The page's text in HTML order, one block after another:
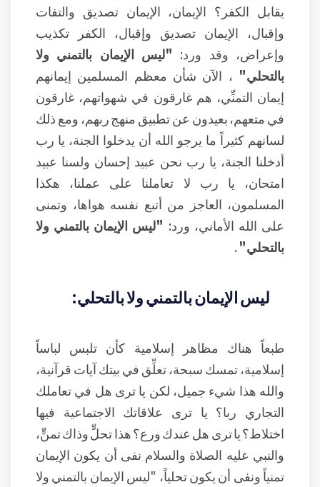
يقابل الكفر؟ الإيمان، الإيمان تصديق والتفات
وإقبال، الإيمان تصديق وإقبال، الكفر تكذيب
وإعراض، وقد ورد: "ليس الإيمان بالتمني ولا
بالتحلي" ، الآن شأن معظم المسلمين إيمانهم
إيمان التمنِّي، هم غارقون في شهواتهم، غارقون
في متعهم، بعيدون عن تطبيق منهج ربهم، ومع ذلك
لسانهم كثيراً ما يرجو الله أن يدخلوا الجنة، يا رب
أدخلنا الجنة، يا رب نحن عبيد إحسان ولسنا عبيد
امتحان، يا رب لا تعاملنا على عملنا، هكذا
المسلمون، العاجز من أتبع نفسه هواها، وتمنى
على الله الأماني، ورد: "ليس الإيمان بالتمني ولا
بالتحلي".
ليس الإيمان بالتمني ولا بالتحلي:
طبعاً هناك مظاهر إسلامية كأن تلبس لباساً
إسلامية، تمسك سبحة، تعلِّق في بيتك آيات قرآنية،
والله هذا شيء جميل، لكن يا ترى هل في تعاملك
التجاري ربا؟ يا ترى علاقاتك الاجتماعية فيها
اختلاط؟ يا ترى هل عندك ورع؟ هذا تحلٍّ وذاك تمنٍّ،
والنبي عليه الصلاة والسلام نفى أن يكون الإيمان
تمنياً ونفى أن يكون تحلياً، "ليس الإيمان بالتمني ولا